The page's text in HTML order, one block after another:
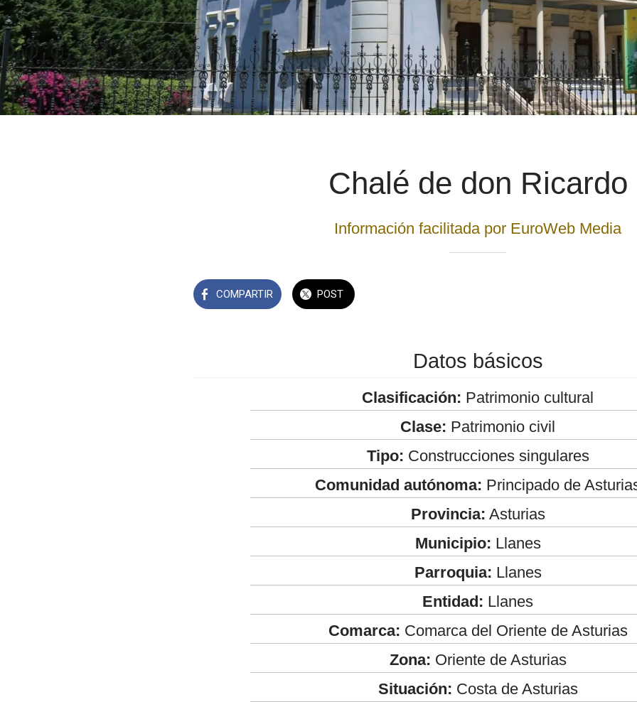
Chalé de don Ricardo
Información facilitada por EuroWeb Media
COMPARTIR POST
Datos básicos
Clasificación: Patrimonio cultural
Clase: Patrimonio civil
Tipo: Construcciones singulares
Comunidad autónoma: Principado de
Provincia: Asturias
Municipio: Llanes
Parroquia: Llanes
Entidad: Llanes
Comarca: Comarca del Oriente de Asturias
Zona: Oriente de Asturias
Situación: Costa de Asturias